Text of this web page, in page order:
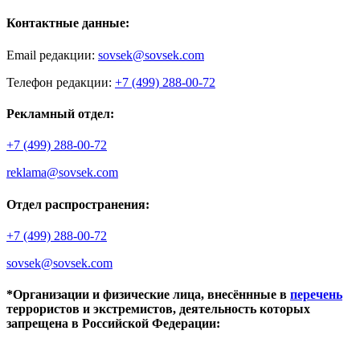
Контактные данные:
Email редакции: sovsek@sovsek.com
Телефон редакции: +7 (499) 288-00-72
Рекламный отдел:
+7 (499) 288-00-72
reklama@sovsek.com
Отдел распространения:
+7 (499) 288-00-72
sovsek@sovsek.com
*Организации и физические лица, внесённные в перечень
террористов и экстремистов, деятельность которых
запрещена в Российской Федерации: